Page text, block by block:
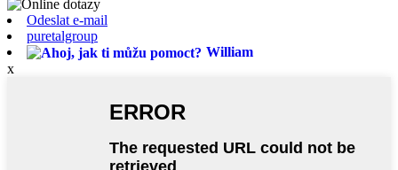
Odeslat e-mail
puretalgroup
William
x